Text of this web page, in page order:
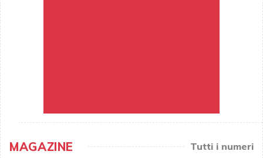
MAGAZINE Tutti i numeri